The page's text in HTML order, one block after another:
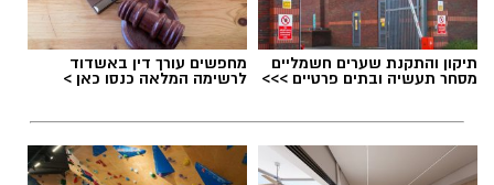
בחירות 2026
תיקון והתקנת שערים חשמליים
מסחר תעשיה ובתים פרטיים >>>
מחפשים עורך דין באשדוד
לרשימה המלאה כנסו כאן >